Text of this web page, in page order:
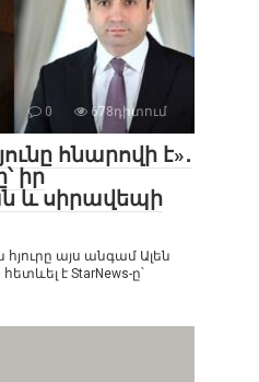
0 678դիտում
հնարովի է»․
իր
և սիրավեպի
հյուրը այս անգամ Ալեն
է StarNews-ը՝